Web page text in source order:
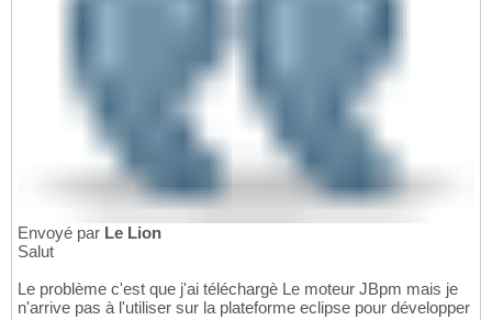
Envoyé par Le Lion
Salut
Le problème c'est que j'ai téléchargè Le moteur JBpm mais je
n'arrive pas à l'utiliser sur la plateforme eclipse pour développer